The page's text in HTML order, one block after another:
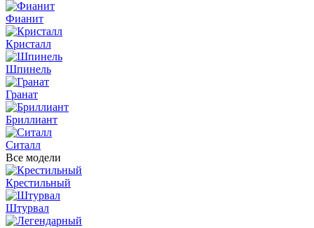
Фианит
Кристалл
Шпинель
Гранат
Бриллиант
Ситалл
Все модели
Крестильный
Штурвал